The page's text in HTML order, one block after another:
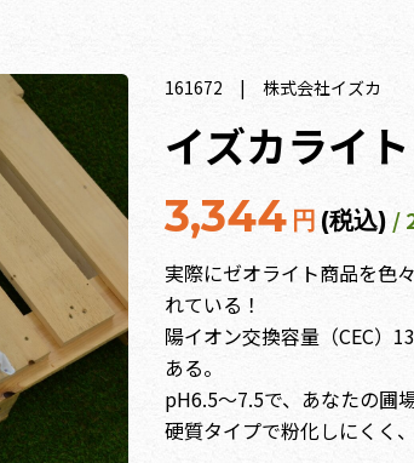
161672 株式会社イズカ
イズカライト
3,344 円 (税込) /
実際にゼオライト商品を色
れている！
陽イオン交換容量（CEC）
ある。
pH6.5～7.5で、あなたの圃
硬質タイプで粉化しにくく